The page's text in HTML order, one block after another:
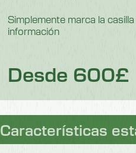
Simplemente marca la
información
Desde 600£
Características